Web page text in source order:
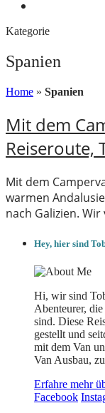
Kategorie
Spanien
Home » Spanien
Mit dem
Reiseroute,
Mit dem
warmen
nach Galizien.
Hey, hier sind
Hi, wir sind
Abenteurer,
sind. Diese
gestellt und
mit dem Van
Van Ausbau,
Erfahre mehr
Facebook